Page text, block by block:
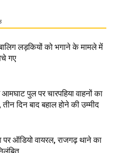
लड़कियों को भगाने के मामले में
गए
आमघाट पुल पर चारपहिया वाहनों का
दिन बाद बहाल होने की उम्मीद
पर ऑडियो वायरल, राजगढ़ थाने का